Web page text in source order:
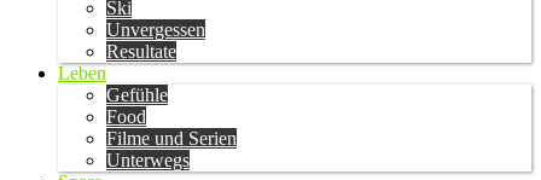
Ski
Unvergessen
Resultate
Leben
Gefühle
Food
Filme und Serien
Unterwegs